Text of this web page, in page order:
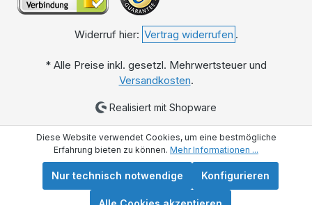
Widerruf hier: Vertrag widerrufen .
* Alle Preise inkl. gesetzl. Mehrwertsteuer und
Versandkosten.
Realisiert mit Shopware
Diese Website verwendet Cookies, um eine bestmögliche
Erfahrung bieten zu können. Mehr Informationen ...
Nur technisch notwendige Konfigurieren